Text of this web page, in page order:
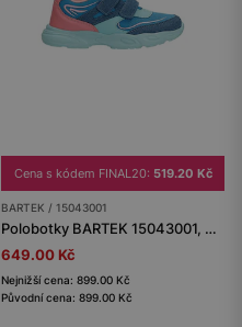
Cena s kódem FINAL20: 519.20 Kč
BARTEK / 15043001
Polobotky BARTEK 15043001, pro dívky, růžovo-modré
649.00 Kč
Nejnižší cena: 899.00 Kč
Původní cena: 899.00 Kč